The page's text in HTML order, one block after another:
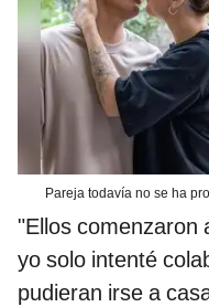
Pareja todavía no se ha
"Ellos comenzaron
yo solo intenté
pudieran irse a